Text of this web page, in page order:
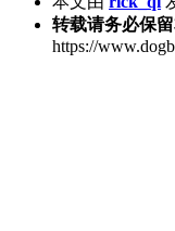
转载请务必保留
https://